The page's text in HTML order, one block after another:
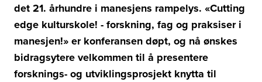
det 21. århundre i manesjens rampelys. «Cutting
edge kulturskole! - forskning, fag og praksiser i
manesjen!» er konferansen døpt, og nå ønskes
bidragsytere velkommen til å presentere
forsknings- og utviklingsprosjekt knytta til